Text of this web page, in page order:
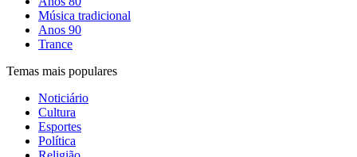
Música tradicional
Anos 90
Trance
Temas mais populares
Noticiário
Cultura
Esportes
Política